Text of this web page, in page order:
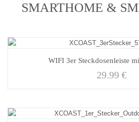
SMARTHOME &
WIFI 3er Steckdosenleiste
29.99 €